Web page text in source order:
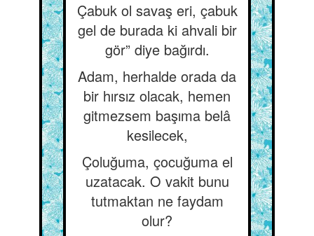
Çabuk ol savaş eri, çabuk
gel de burada ki ahvali bir
gör” diye bağırdı.
Adam, herhalde orada da
bir hırsız olacak, hemen
gitmezsem başıma belâ
kesilecek,
Çoluğuma, çocuğuma el
uzatacak. O vakit bunu
tutmaktan ne faydam
olur?